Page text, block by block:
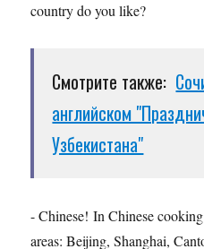
country do you like?
Смотрите также:
английском
Узбекистана"
- Chinese! In Chinese
areas: Beijing, Shanghai,